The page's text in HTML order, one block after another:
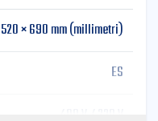
× 690 mm (millimetri)
ES